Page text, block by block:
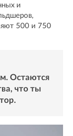
и
500 и 750
Остаются
что ты